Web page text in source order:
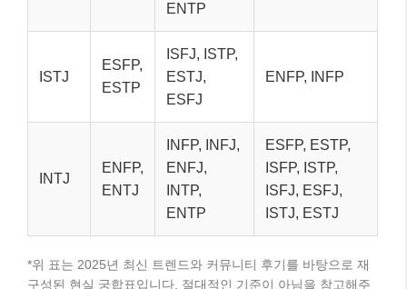
ENTP
ISTJ
ESFP,
ESTP
ISFJ, ISTP,
ESTJ,
ESFJ
ENFP, INFP
INTJ
ENFP,
ENTJ
INFP, INFJ,
ENFJ,
INTP,
ENTP
ESFP, ESTP,
ISFP, ISTP,
ISFJ, ESFJ,
ISTJ, ESTJ
*위 표는 2025년 최신 트렌드와 커뮤니티 후기를 바탕으로 재
구성된 현실 궁합표입니다. 절대적인 기준이 아님을 참고해주